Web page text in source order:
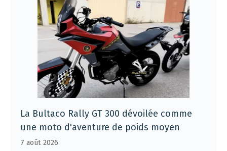
La Bultaco Rally GT 300 dévoilée comme
une moto d'aventure de poids moyen
7 août 2026